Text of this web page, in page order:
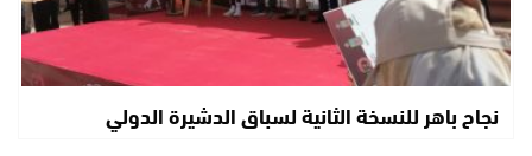
نجاح باهر للنسخة الثانية لسباق الدشيرة الدولي